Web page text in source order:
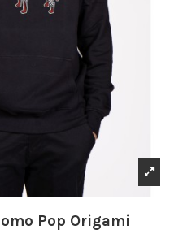
Pop Origami